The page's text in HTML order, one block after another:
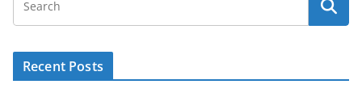
Recent Posts